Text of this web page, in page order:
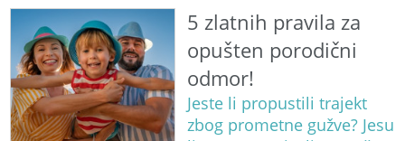
5 zlatnih pravila za
opušten porodični
odmor!
Jeste li propustili trajekt
zbog prometne gužve? Jesu